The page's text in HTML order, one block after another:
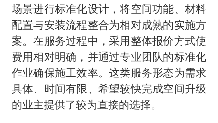
场景进行标准化设计，将空间功能、材料
配置与安装流程整合为相对成熟的实施方
案。在服务过程中，采用整体报价方式使
费用相对明确，并通过专业团队的标准化
作业确保施工效率。这类服务形态为需求
具体、时间有限、希望较快完成空间升级
的业主提供了较为直接的选择。